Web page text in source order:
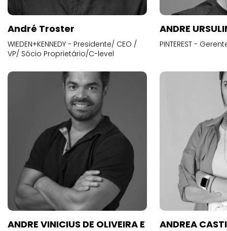
André Troster
WIEDEN+KENNEDY - Presidente/ CEO /
VP/ Sócio Proprietário/C-level
ANDRE
PINTEREST -
ANDRE VINICIUS DE OLIVEIRA E
SILVA
ANDREA
CABRERA